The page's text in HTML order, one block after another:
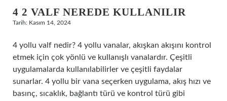
4 2 VALF NEREDE KULLANILIR
Tarih: Kasım 14, 2024
4 yollu valf nedir? 4 yollu vanalar, akışkan akışını kontrol
etmek için çok yönlü ve kullanışlı vanalardır. Çeşitli
uygulamalarda kullanılabilirler ve çeşitli faydalar
sunarlar. 4 yollu bir vana seçerken uygulama, akış hızı ve
basınç, sıcaklık, bağlantı türü ve kontrol türü gibi